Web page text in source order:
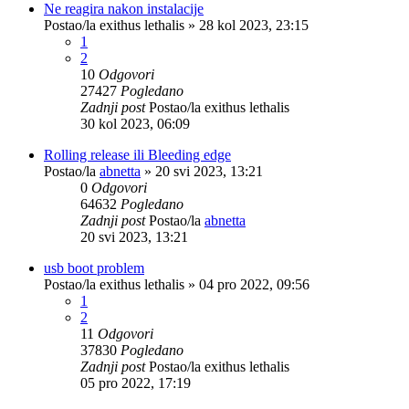
Ne reagira nakon instalacije
Postao/la exithus lethalis » 28 kol 2023, 23:15
1
2
10 Odgovori
27427 Pogledano
Zadnji postPostao/la exithus lethalis
30 kol 2023, 06:09
Rolling release ili Bleeding edge
Postao/la abnetta » 20 svi 2023, 13:21
0 Odgovori
64632 Pogledano
Zadnji postPostao/la abnetta
20 svi 2023, 13:21
usb boot problem
Postao/la exithus lethalis » 04 pro 2022, 09:56
1
2
11 Odgovori
37830 Pogledano
Zadnji postPostao/la exithus lethalis
05 pro 2022, 17:19